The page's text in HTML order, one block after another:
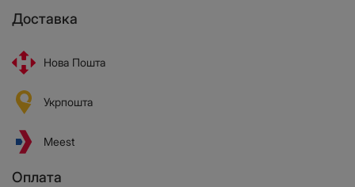
Доставка
Нова Пошта
Укрпошта
Meest
Оплата